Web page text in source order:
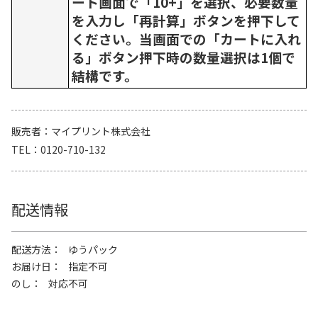
を入力し「再計算」ボタンを押下して
ください。当画面での「カートに入れ
る」ボタン押下時の数量選択は1個で
結構です。
販売者
マイプリント株式会社
TEL
0120-710-132
配送情報
配送方法
ゆうパック
お届け日
指定不可
のし
対応不可